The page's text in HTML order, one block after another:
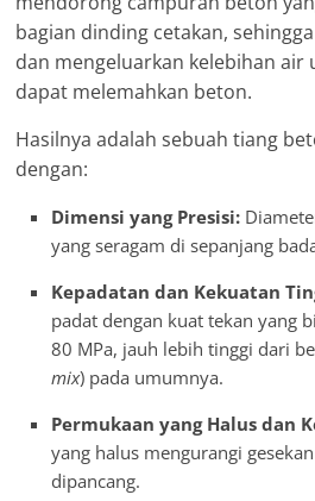
bagian dinding cetakan,
dan mengeluarkan kelebihan air
dapat melemahkan beton.
Hasilnya adalah sebuah tiang
dengan:
Dimensi yang Presisi:
yang seragam di sepanjang
Kepadatan dan Kekuatan
padat dengan kuat tekan yang
80 MPa, jauh lebih tinggi dari
mix) pada umumnya.
Permukaan yang Halus dan
yang halus mengurangi
dipancang.